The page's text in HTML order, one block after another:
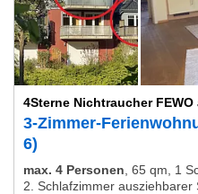
4Sterne Nichtraucher FEWO
3-Zimmer-
6)
max. 4 Personen 65 qm, 1
2. Schlafzimmer ausziehbarer